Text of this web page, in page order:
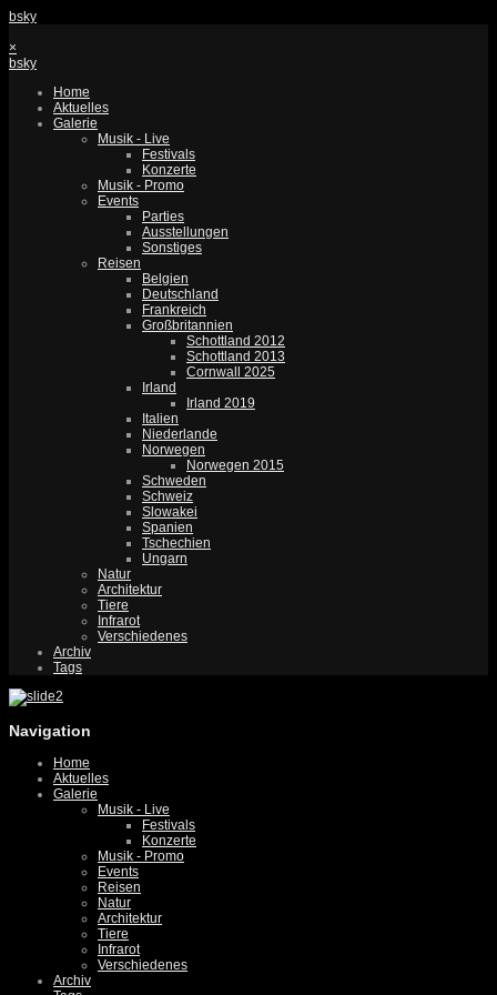
bsky
×
bsky
Home
Aktuelles
Galerie
Musik - Live
Festivals
Konzerte
Musik - Promo
Events
Parties
Ausstellungen
Sonstiges
Reisen
Belgien
Deutschland
Frankreich
Großbritannien
Schottland 2012
Schottland 2013
Cornwall 2025
Irland
Irland 2019
Italien
Niederlande
Norwegen
Norwegen 2015
Schweden
Schweiz
Slowakei
Spanien
Tschechien
Ungarn
Natur
Architektur
Tiere
Infrarot
Verschiedenes
Archiv
Tags
Navigation
Home
Aktuelles
Galerie
Musik - Live
Festivals
Konzerte
Musik - Promo
Events
Reisen
Natur
Architektur
Tiere
Infrarot
Verschiedenes
Archiv